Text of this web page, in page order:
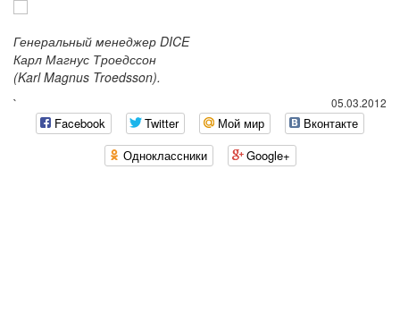
Генеральный менеджер DICE
Карл Магнус Троедссон
(Karl Magnus Troedsson).
05.03.2012
`
Facebook Twitter Мой мир
Вконтакте
Одноклассники
Google+